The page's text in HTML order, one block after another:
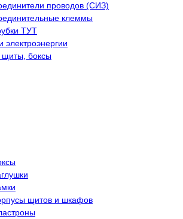
проводов (СИЗ)
клеммы
ТУТ
электроэнергии
боксы
щитов и шкафов